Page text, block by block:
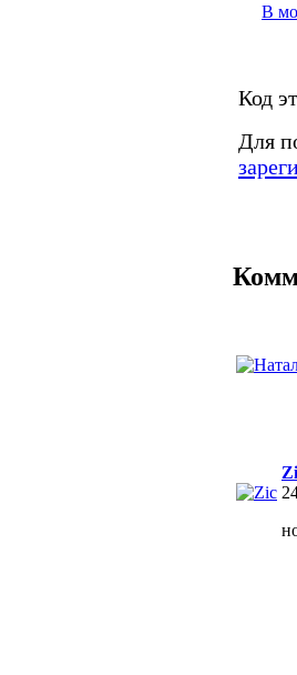
В
Код
Для